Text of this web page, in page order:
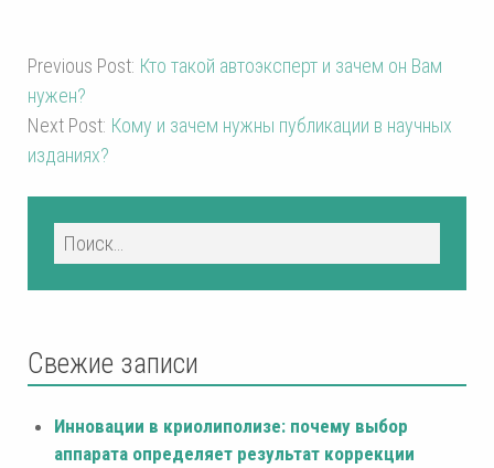
Previous Post: Кто такой автоэксперт и зачем он Вам
нужен?
Next Post: Кому и зачем нужны публикации в научных
изданиях?
Свежие записи
Инновации в криолиполизе: почему выбор
аппарата определяет результат коррекции